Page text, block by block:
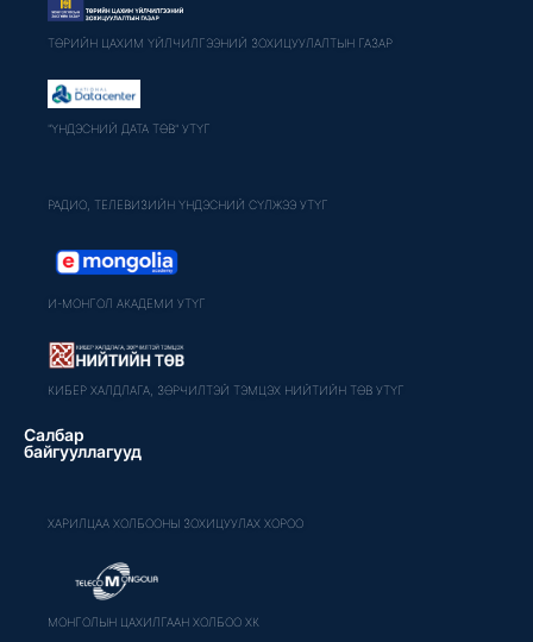
ТӨРИЙН ЦАХИМ ҮЙЛЧИЛГЭЭНИЙ ЗОХИЦУУЛАЛТЫН ГАЗАР
"ҮНДЭСНИЙ ДАТА ТӨВ" УТҮГ
РАДИО, ТЕЛЕВИЗИЙН ҮНДЭСНИЙ СҮЛЖЭЭ УТҮГ
И-МОНГОЛ АКАДЕМИ УТҮГ
КИБЕР ХАЛДЛАГА, ЗӨРЧИЛТЭЙ ТЭМЦЭХ НИЙТИЙН ТӨВ УТҮГ
Салбар
байгууллагууд
ХАРИЛЦАА ХОЛБООНЫ ЗОХИЦУУЛАХ ХОРОО
МОНГОЛЫН ЦАХИЛГААН ХОЛБОО ХК